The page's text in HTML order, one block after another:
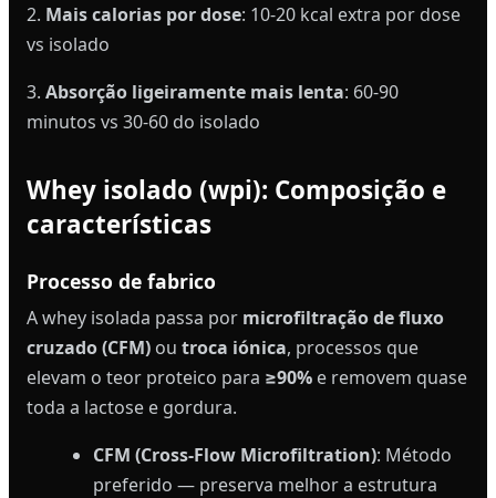
2. Mais calorias por dose: 10-20 kcal extra por dose
vs isolado
3. Absorção ligeiramente mais lenta: 60-90
minutos vs 30-60 do isolado
Whey isolado (wpi): Composição e
características
Processo de fabrico
A whey isolada passa por microfiltração de fluxo
cruzado (CFM) ou troca iónica, processos que
elevam o teor proteico para ≥90% e removem quase
toda a lactose e gordura.
CFM (Cross-Flow Microfiltration): Método
preferido — preserva melhor a estrutura